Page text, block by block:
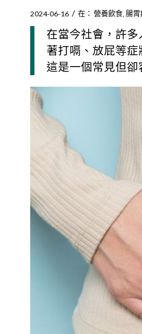
2024-06-16 / 在： 營養飲食, 腸胃
在當今社會，許
著打嗝、放屁等症
這是一個常見但卻